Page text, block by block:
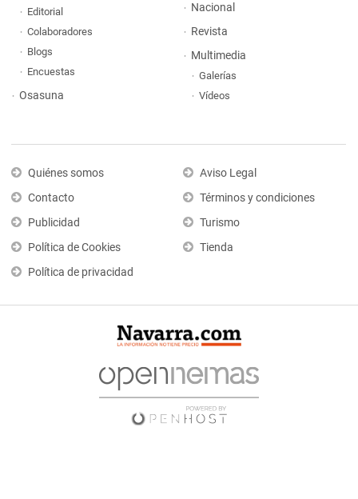
Editorial
Colaboradores
Blogs
Encuestas
Osasuna
Nacional
Revista
Multimedia
Galerías
Vídeos
Quiénes somos
Contacto
Publicidad
Política de Cookies
Política de privacidad
Aviso Legal
Términos y condiciones
Turismo
Tienda